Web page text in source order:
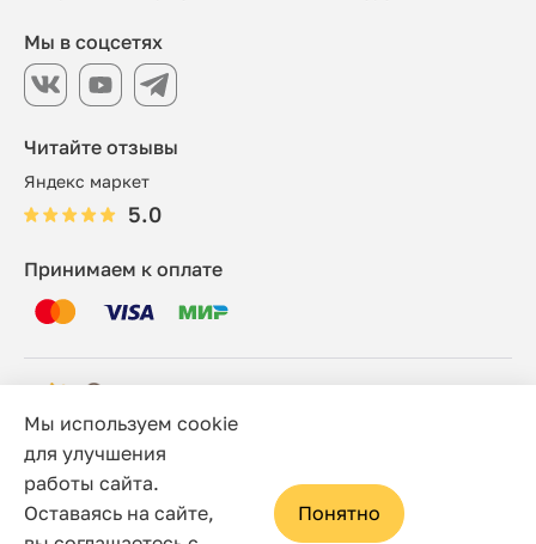
Читайте отзывы
Яндекс маркет
5.0
Принимаем к оплате
Мы в соцсетях
© 2006 - 2026 Этно-шоп, Интернет-магазин
Политика конфиденциальности
Сайт носит исключительно информационный характер, и
Мы используем cookie
для улучшения
работы сайта.
Оставаясь на сайте,
Понятно